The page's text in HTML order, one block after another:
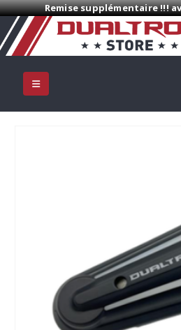
Remise supplémentaire !!!